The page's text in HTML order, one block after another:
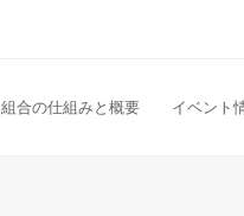
組合の仕組みと概要 イベント